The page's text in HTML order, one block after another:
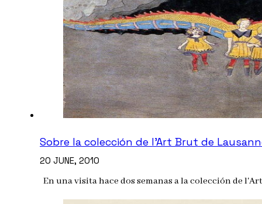
Sobre la colección de l’Art Brut de
20 JUNE, 2010
En una visita hace dos semanas a la colección de